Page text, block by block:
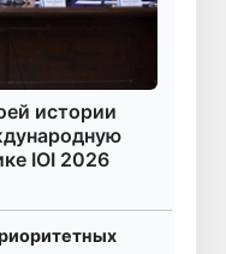
истории
IOI 2026